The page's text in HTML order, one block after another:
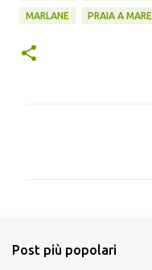
MARLANE PRAIA A MARE
Post più popolari